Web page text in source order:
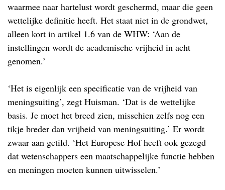
waarmee naar hartelust wordt geschermd, maar die geen
wettelijke definitie heeft. Het staat niet in de grondwet,
alleen kort in artikel 1.6 van de WHW: ‘Aan de
instellingen wordt de academische vrijheid in acht
genomen.’
‘Het is eigenlijk een specificatie van de vrijheid van
meningsuiting’, zegt Huisman. ‘Dat is de wettelijke
basis. Je moet het breed zien, misschien zelfs nog een
tikje breder dan vrijheid van meningsuiting.’ Er wordt
zwaar aan getild. ‘Het Europese Hof heeft ook gezegd
dat wetenschappers een maatschappelijke functie hebben
en meningen moeten kunnen uitwisselen.’